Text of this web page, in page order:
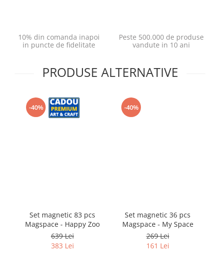
10% din comanda inapoi
in puncte de fidelitate
Peste 500.000 de produse
vandute in 10 ani
PRODUSE ALTERNATIVE
-40%
Set magnetic 83 pcs
Magspace - Happy Zoo
639 Lei
383 Lei
-40%
Set magnetic 36 pcs
Magspace - My Space
269 Lei
161 Lei